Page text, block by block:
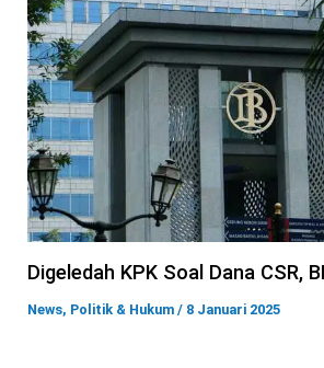
Digeledah KPK Soal Dana CSR,
News, Politik & Hukum / 8 Januari 2025